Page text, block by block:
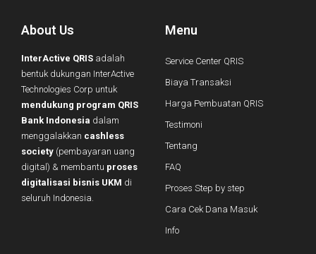
About Us
InterActive QRIS adalah
bentuk dukungan InterActive
Technologies Corp untuk
mendukung program QRIS
Bank Indonesia dalam
menggalakkan cashless
society (pembayaran uang
digital) & membantu proses
digitalisasi bisnis UKM di
seluruh Indonesia.
Menu
Service Center QRIS
Biaya Transaksi
Harga Pembuatan QRIS
Testimoni
Tentang
FAQ
Proses Step by step
Cara Cek Dana Masuk
Info